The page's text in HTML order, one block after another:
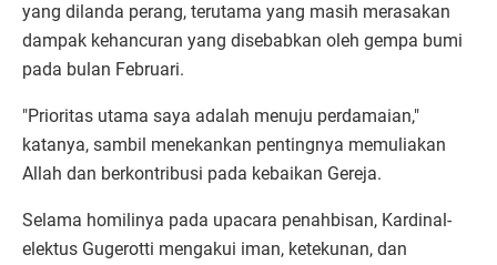
yang dilanda perang, terutama yang masih merasakan
dampak kehancuran yang disebabkan oleh gempa bumi
pada bulan Februari.
"Prioritas utama saya adalah menuju perdamaian,"
katanya, sambil menekankan pentingnya memuliakan
Allah dan berkontribusi pada kebaikan Gereja.
Selama homilinya pada upacara penahbisan, Kardinal-
elektus Gugerotti mengakui iman, ketekunan, dan